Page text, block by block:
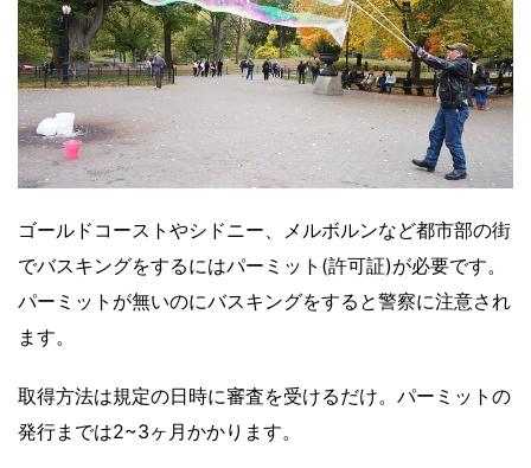
ゴールドコーストやシドニー、メルボルンなど都市部の街
でバスキングをするにはパーミット(許可証)が必要です。
パーミットが無いのにバスキングをすると警察に注意され
ます。
取得方法は規定の日時に審査を受けるだけ。パーミットの
発行までは2~3ヶ月かかります。